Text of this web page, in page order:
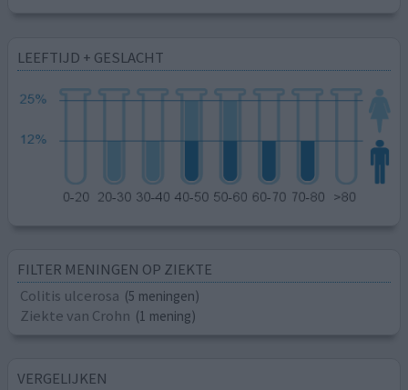
LEEFTIJD + GESLACHT
FILTER MENINGEN OP ZIEKTE
Colitis ulcerosa (5 meningen)
Ziekte van Crohn (1 mening)
VERGELIJKEN